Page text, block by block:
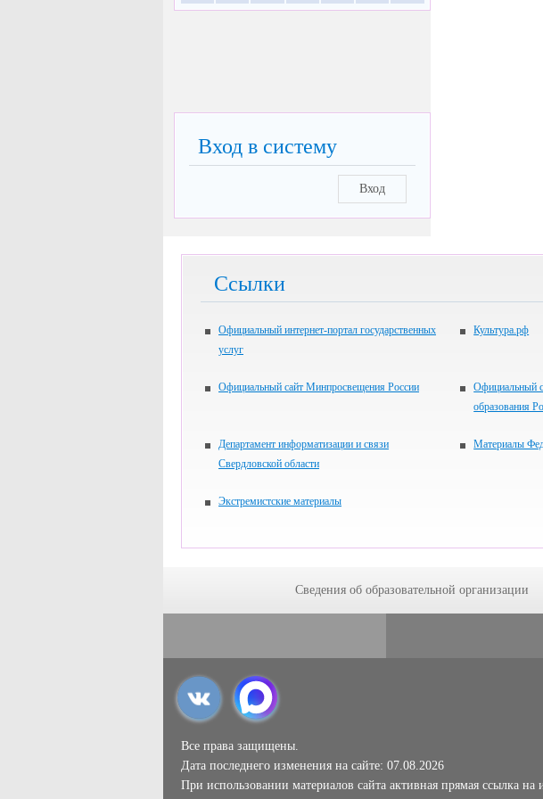
Вход в систему
Вход
Ссылки
Официальный интернет-портал государственных
услуг
Культура.рф
Официальный сайт Минпросвещения России
Официальный
образования
Департамент информатизации и связи
Свердловской области
Материалы
Экстремистские материалы
Сведения об образовательной организации
Все права защищены.
Дата последнего изменения на сайте: 07.08.2026
При использовании материалов сайта активная прямая ссылка на